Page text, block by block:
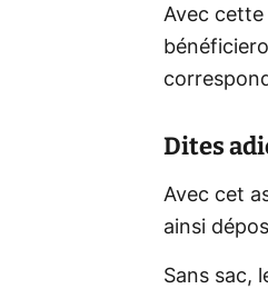
Avec cette
Dites
Avec cet
ainsi
Sans sac,